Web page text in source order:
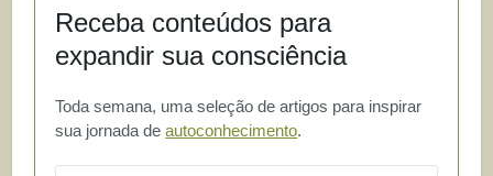
Receba conteúdos para
expandir sua consciência
Toda semana, uma seleção de artigos para inspirar
sua jornada deautoconhecimento.